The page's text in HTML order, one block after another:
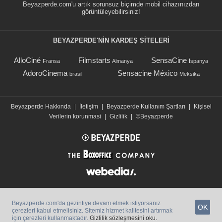
Beyazperde.com'u artık sorunsuz biçimde mobil cihazınızdan
görüntüleyebilirsiniz!
BEYAZPERDE'NIN KARDEŞ SİTELERİ
AlloCiné Fransa Filmstarts Almanya SensaCine İspanya
AdoroCinema brasil Sensacine México Meksika
Beyazperde Hakkında İletişim Beyazperde Kullanım Şartları
Kişisel
Verilerin korunmasi
Gizlilik ©Beyazperde
Beyazperde.com'da gezintiye devam etmek istiyorsanız
çerezleri kabul etmelisiniz. Sitemiz hizmet kalitesini artırmak
için çerezleri kullanmaktadır. Gizlilik sözleşmesini oku.
OK